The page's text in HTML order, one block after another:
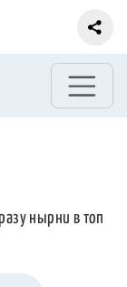
нырни в топ